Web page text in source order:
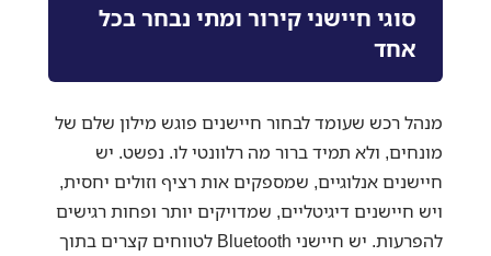
סוגי חיישני קירור ומתי נבחר בכל
אחד
מנהל רכש שעומד לבחור חיישנים פוגש מילון שלם של
מונחים, ולא תמיד ברור מה רלוונטי לו. נפשט. יש
חיישנים אנלוגיים, שמספקים אות רציף וזולים יחסית,
ויש חיישנים דיגיטליים, שמדויקים יותר ופחות רגישים
להפרעות. יש חיישני Bluetooth לטווחים קצרים בתוך